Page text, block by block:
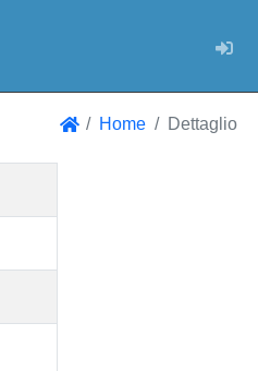
Home Dettaglio